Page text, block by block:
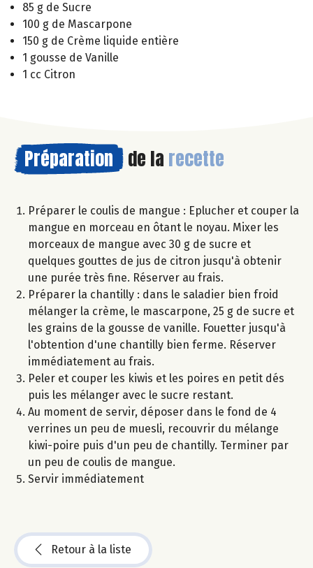
85 g de Sucre
100 g de Mascarpone
150 g de Crème liquide entière
1 gousse de Vanille
1 cc Citron
Préparation de la recette
Préparer le coulis de mangue : Eplucher et couper la
mangue en morceau en ôtant le noyau. Mixer les
morceaux de mangue avec 30 g de sucre et
quelques gouttes de jus de citron jusqu'à obtenir
une purée très fine. Réserver au frais.
Préparer la chantilly : dans le saladier bien froid
mélanger la crème, le mascarpone, 25 g de sucre et
les grains de la gousse de vanille. Fouetter jusqu'à
l'obtention d'une chantilly bien ferme. Réserver
immédiatement au frais.
Peler et couper les kiwis et les poires en petit dés
puis les mélanger avec le sucre restant.
Au moment de servir, déposer dans le fond de 4
verrines un peu de muesli, recouvrir du mélange
kiwi-poire puis d'un peu de chantilly. Terminer par
un peu de coulis de mangue.
Servir immédiatement
Retour à la liste